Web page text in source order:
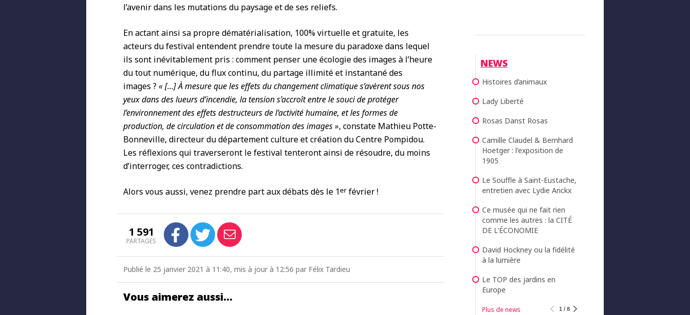
l’avenir dans les mutations du paysage et de ses reliefs.
En actant ainsi sa propre dématérialisation, 100% virtuelle et gratuite, les
acteurs du festival entendent prendre toute la mesure du paradoxe dans lequel
ils sont inévitablement pris : comment penser une écologie des images à l’heure
du tout numérique, du flux continu, du partage illimité et instantané des
images ? « [...] À mesure que les effets du changement climatique s’avèrent sous nos
yeux dans des lueurs d’incendie, la tension s’accroît entre le souci de protéger
l’environnement des effets destructeurs de l’activité humaine, et les formes de
production, de circulation et de consommation des images », constate Mathieu Potte-
Bonneville, directeur du département culture et création du Centre Pompidou.
Les réflexions qui traverseront le festival tenteront ainsi de résoudre, du moins
d’interroger, ces contradictions.
Alors vous aussi, venez prendre part aux débats dès le 1er février !
1 591
PARTAGES
Publié le 25 janvier 2021 à 11:40, mis à jour à 12:56 par Félix Tardieu
Vous aimerez aussi…
NEWS
Histoires d’animaux
Lady Liberté
Rosas Danst Rosas
Camille Claudel & Bernhard
Hoetger : l'exposition de
1905
Le Souffle à Saint-Eustache,
entretien avec Lydie Arickx
Ce musée qui ne fait rien
comme les autres : la CITÉ
DE L'ÉCONOMIE
David Hockney ou la fidélité
à la lumière
Le TOP des jardins en
Europe
Plus de news 1 / 8